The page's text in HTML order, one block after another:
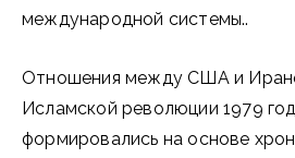
международной системы..
Отношения между США и
Исламской революции 1979
формировались на основе